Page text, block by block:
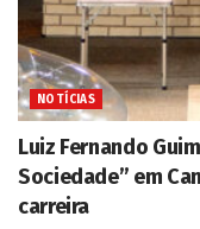
NOTÍCIAS
Luiz Fernando
Sociedade” em
carreira